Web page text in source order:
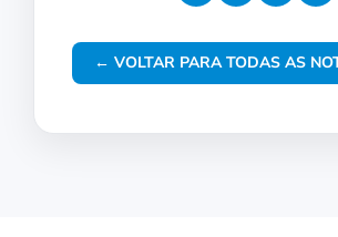
← VOLTAR PARA TODAS AS